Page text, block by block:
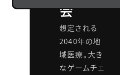
会
想定される
2040年の地
域医療。大き
なゲームチェ